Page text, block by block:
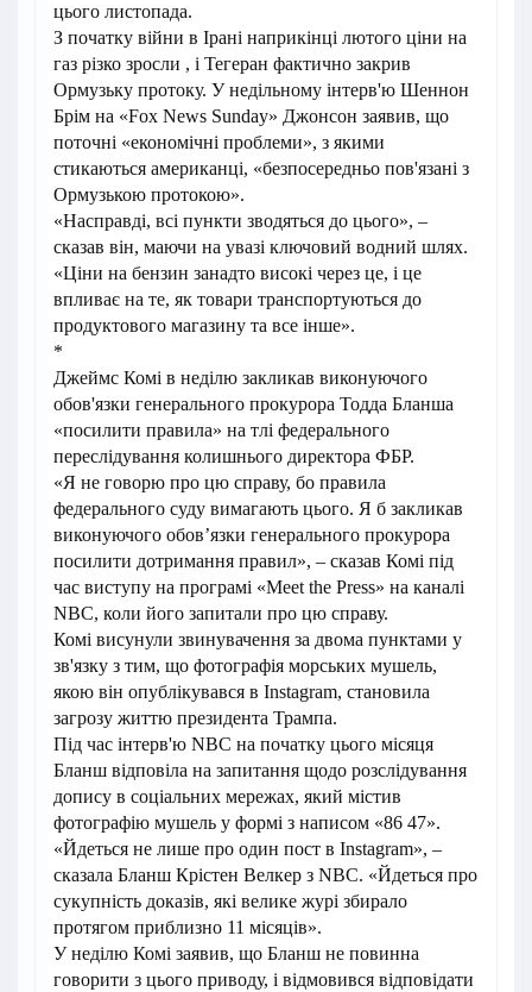
цього листопада.
З початку війни в Ірані наприкінці лютого ціни на
газ різко зросли , і Тегеран фактично закрив
Ормузьку протоку. У недільному інтерв'ю Шеннон
Брім на «Fox News Sunday» Джонсон заявив, що
поточні «економічні проблеми», з якими
стикаються американці, «безпосередньо пов'язані з
Ормузькою протокою».
«Насправді, всі пункти зводяться до цього», –
сказав він, маючи на увазі ключовий водний шлях.
«Ціни на бензин занадто високі через це, і це
впливає на те, як товари транспортуються до
продуктового магазину та все інше».
*
Джеймс Комі в неділю закликав виконуючого
обов'язки генерального прокурора Тодда Бланша
«посилити правила» на тлі федерального
переслідування колишнього директора ФБР.
«Я не говорю про цю справу, бо правила
федерального суду вимагають цього. Я б закликав
виконуючого обов’язки генерального прокурора
посилити дотримання правил», – сказав Комі під
час виступу на програмі «Meet the Press» на каналі
NBC, коли його запитали про цю справу.
Комі висунули звинувачення за двома пунктами у
зв'язку з тим, що фотографія морських мушель,
якою він опублікувався в Instagram, становила
загрозу життю президента Трампа.
Під час інтерв'ю NBC на початку цього місяця
Бланш відповіла на запитання щодо розслідування
допису в соціальних мережах, який містив
фотографію мушель у формі з написом «86 47».
«Йдеться не лише про один пост в Instagram», –
сказала Бланш Крістен Велкер з NBC. «Йдеться про
сукупність доказів, які велике журі збирало
протягом приблизно 11 місяців».
У неділю Комі заявив, що Бланш не повинна
говорити з цього приводу, і відмовився відповідати